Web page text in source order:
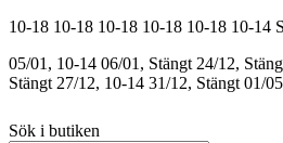
10-18 10-18 10-18 10-18 10-18 10-14
05/01, 10-14 06/01, Stängt 24/12,
Stängt 27/12, 10-14 31/12, Stängt 01/
Sök i butiken